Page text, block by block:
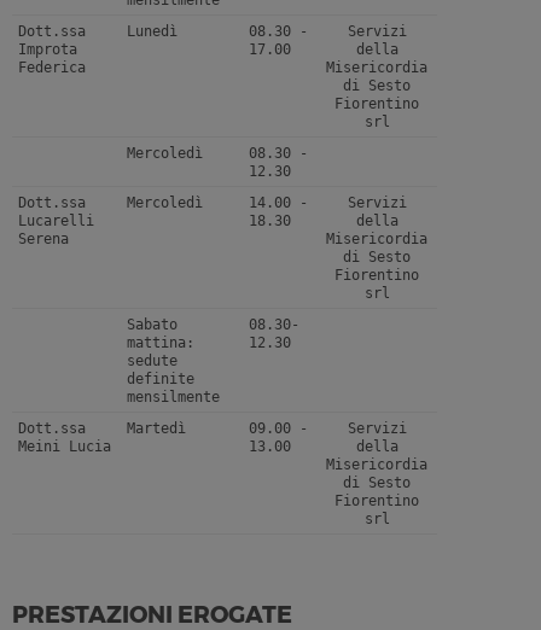
Dott.ssa
Improta
Federica
Lunedì
08.30 -
17.00
Servizi
della
Misericordia
di Sesto
Fiorentino
srl
Mercoledì
08.30 -
12.30
Dott.ssa
Lucarelli
Serena
Mercoledì
14.00 -
18.30
Servizi
della
Misericordia
di Sesto
Fiorentino
srl
Sabato
mattina:
sedute
definite
mensilmente
08.30-
12.30
Dott.ssa
Meini Lucia
Martedì
09.00 -
13.00
Servizi
della
Misericordia
di Sesto
Fiorentino
srl
PRESTAZIONI EROGATE